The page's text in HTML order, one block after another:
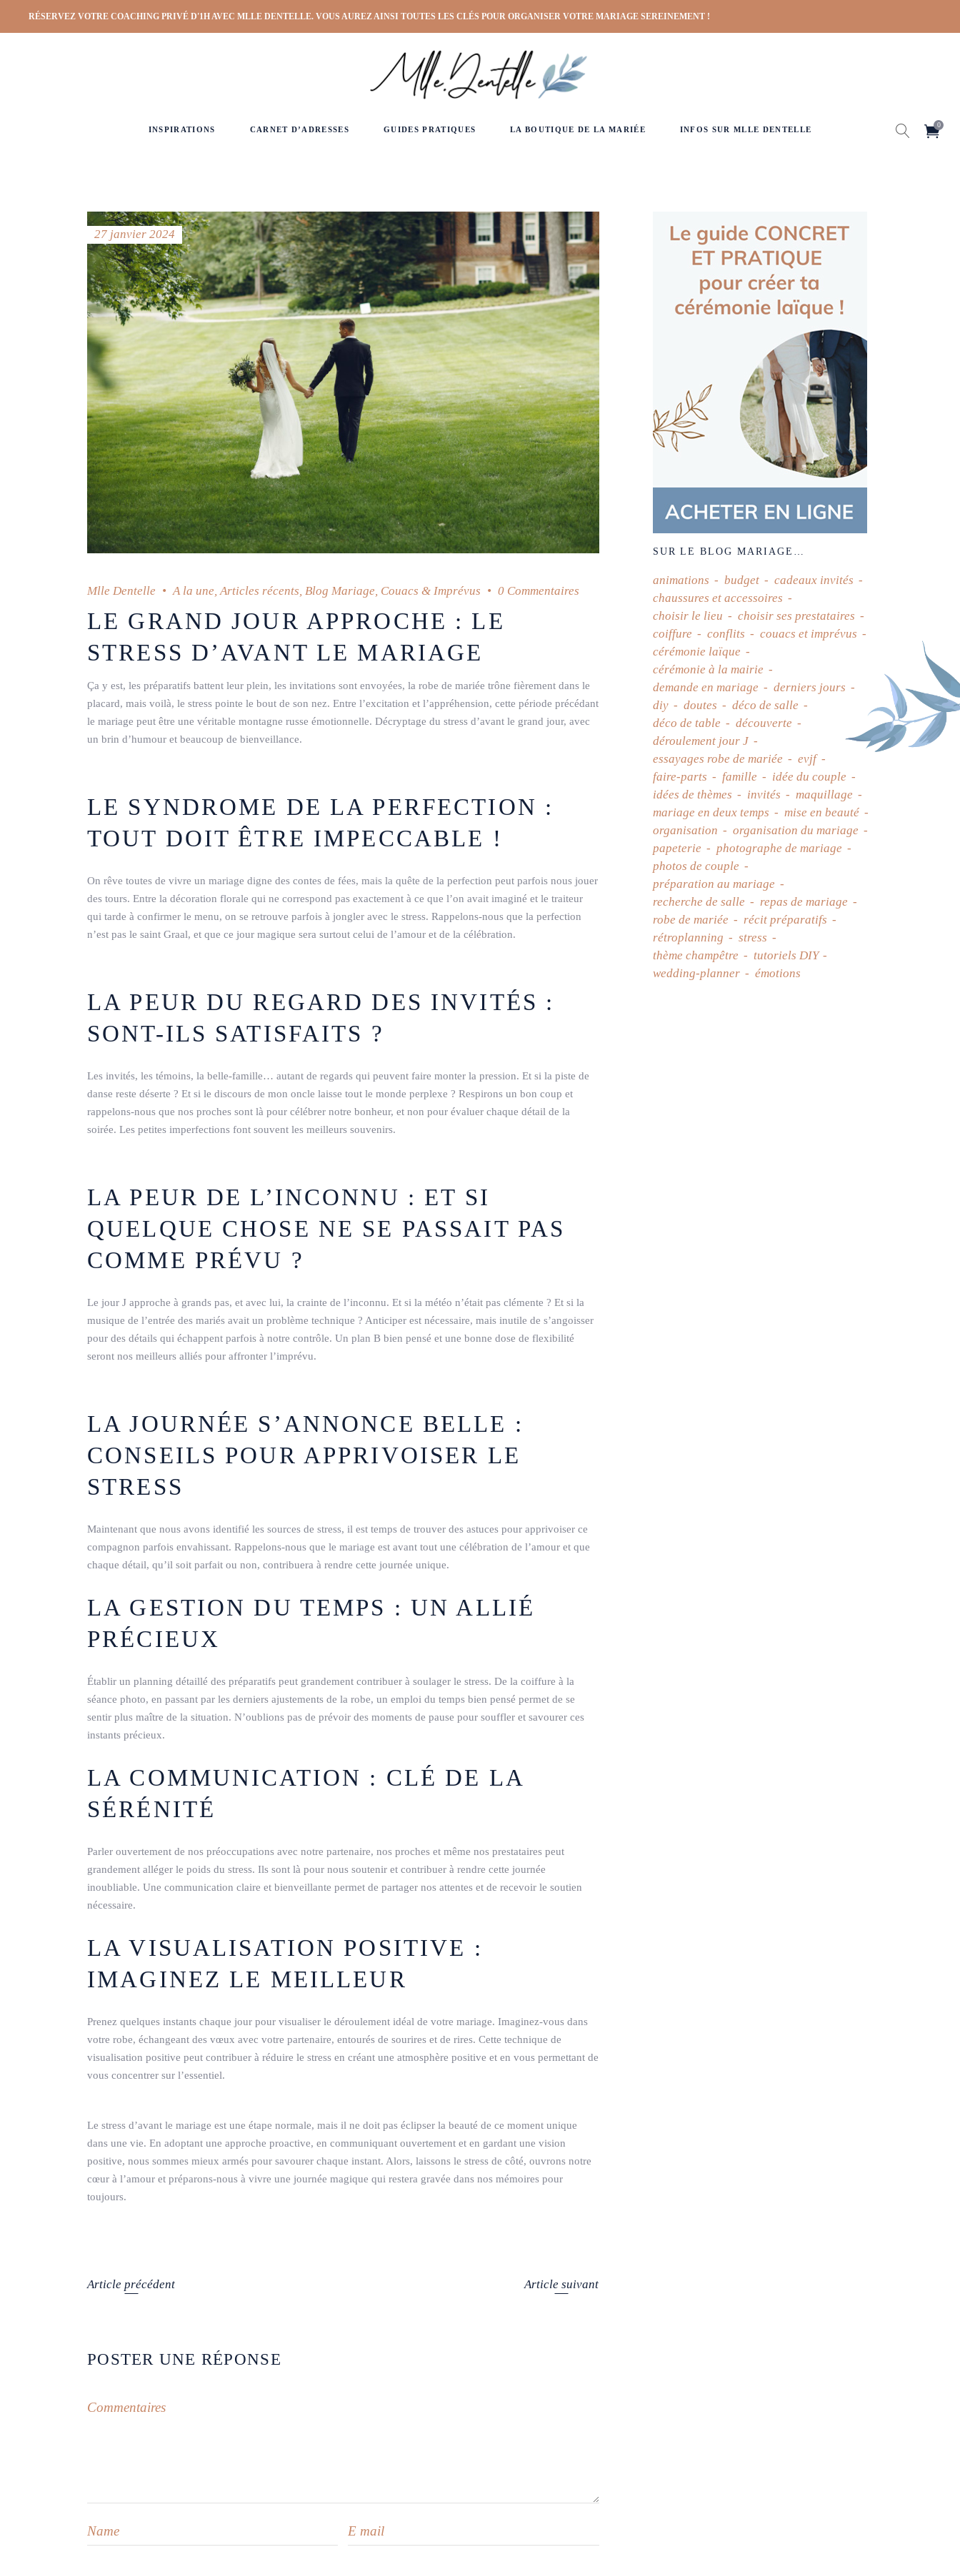
RÉSERVEZ VOTRE COACHING PRIVÉ D'1H AVEC MLLE DENTELLE. VOUS AUREZ AINSI TOUTES LES CLÉS POUR ORGANISER VOTRE MARIAGE SEREINEMENT !
INSPIRATIONS CARNET D’ADRESSES GUIDES PRATIQUES LA BOUTIQUE DE LA MARIÉE INFOS SUR MLLE DENTELLE
0
27 janvier 2024
Mlle Dentelle A la une Articles récents Blog Mariage Couacs & Imprévus 0 Commentaires
LE GRAND JOUR APPROCHE : LE
STRESS D’AVANT LE MARIAGE
Ça y est, les préparatifs battent leur plein, les invitations sont envoyées, la robe de mariée trône fièrement dans le
placard, mais voilà, le stress pointe le bout de son nez. Entre l’excitation et l’appréhension, cette période précédant
le mariage peut être une véritable montagne russe émotionnelle. Décryptage du stress d’avant le grand jour, avec
un brin d’humour et beaucoup de bienveillance.
LE SYNDROME DE LA PERFECTION :
TOUT DOIT ÊTRE IMPECCABLE !
On rêve toutes de vivre un mariage digne des contes de fées, mais la quête de la perfection peut parfois nous jouer
des tours. Entre la décoration florale qui ne correspond pas exactement à ce que l’on avait imaginé et le traiteur
qui tarde à confirmer le menu, on se retrouve parfois à jongler avec le stress. Rappelons-nous que la perfection
n’est pas le saint Graal, et que ce jour magique sera surtout celui de l’amour et de la célébration.
LA PEUR DU REGARD DES INVITÉS :
SONT-ILS SATISFAITS ?
Les invités, les témoins, la belle-famille… autant de regards qui peuvent faire monter la pression. Et si la piste de
danse reste déserte ? Et si le discours de mon oncle laisse tout le monde perplexe ? Respirons un bon coup et
rappelons-nous que nos proches sont là pour célébrer notre bonheur, et non pour évaluer chaque détail de la
soirée. Les petites imperfections font souvent les meilleurs souvenirs.
LA PEUR DE L’INCONNU : ET SI
QUELQUE CHOSE NE SE PASSAIT PAS
COMME PRÉVU ?
Le jour J approche à grands pas, et avec lui, la crainte de l’inconnu. Et si la météo n’était pas clémente ? Et si la
musique de l’entrée des mariés avait un problème technique ? Anticiper est nécessaire, mais inutile de s’angoisser
pour des détails qui échappent parfois à notre contrôle. Un plan B bien pensé et une bonne dose de flexibilité
seront nos meilleurs alliés pour affronter l’imprévu.
LA JOURNÉE S’ANNONCE BELLE :
CONSEILS POUR APPRIVOISER LE
STRESS
Maintenant que nous avons identifié les sources de stress, il est temps de trouver des astuces pour apprivoiser ce
compagnon parfois envahissant. Rappelons-nous que le mariage est avant tout une célébration de l’amour et que
chaque détail, qu’il soit parfait ou non, contribuera à rendre cette journée unique.
LA GESTION DU TEMPS : UN ALLIÉ
PRÉCIEUX
Établir un planning détaillé des préparatifs peut grandement contribuer à soulager le stress. De la coiffure à la
séance photo, en passant par les derniers ajustements de la robe, un emploi du temps bien pensé permet de se
sentir plus maître de la situation. N’oublions pas de prévoir des moments de pause pour souffler et savourer ces
instants précieux.
LA COMMUNICATION : CLÉ DE LA
SÉRÉNITÉ
Parler ouvertement de nos préoccupations avec notre partenaire, nos proches et même nos prestataires peut
grandement alléger le poids du stress. Ils sont là pour nous soutenir et contribuer à rendre cette journée
inoubliable. Une communication claire et bienveillante permet de partager nos attentes et de recevoir le soutien
nécessaire.
LA VISUALISATION POSITIVE :
IMAGINEZ LE MEILLEUR
Prenez quelques instants chaque jour pour visualiser le déroulement idéal de votre mariage. Imaginez-vous dans
votre robe, échangeant des vœux avec votre partenaire, entourés de sourires et de rires. Cette technique de
visualisation positive peut contribuer à réduire le stress en créant une atmosphère positive et en vous permettant de
vous concentrer sur l’essentiel.
Le stress d’avant le mariage est une étape normale, mais il ne doit pas éclipser la beauté de ce moment unique
dans une vie. En adoptant une approche proactive, en communiquant ouvertement et en gardant une vision
positive, nous sommes mieux armés pour savourer chaque instant. Alors, laissons le stress de côté, ouvrons notre
cœur à l’amour et préparons-nous à vivre une journée magique qui restera gravée dans nos mémoires pour
toujours.
Article précédent Article suivant
POSTER UNE RÉPONSE
SUR LE BLOG MARIAGE…
animations budget
cadeaux invités
chaussures et accessoires
choisir le lieu
choisir ses prestataires
coiffure
conflits
couacs et imprévus
cérémonie laïque
cérémonie à la mairie
demande en mariage
derniers jours
diy
doutes
déco de salle
déco de table
découverte
déroulement jour J
essayages robe de mariée
evjf
faire-parts
famille
idée du couple
idées de thèmes
invités
maquillage
mariage en deux temps
mise en beauté
organisation
organisation du mariage
papeterie
photographe de mariage
photos de couple
préparation au mariage
recherche de salle
repas de mariage
robe de mariée
récit préparatifs
rétroplanning
stress
thème champêtre
tutoriels DIY
wedding-planner
émotions